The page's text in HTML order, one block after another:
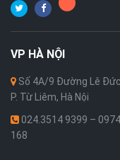
VP HÀ NỘI
Số 4A/9 Đường Lê
P. Từ Liêm, Hà Nội
024.3514 9399 –
168